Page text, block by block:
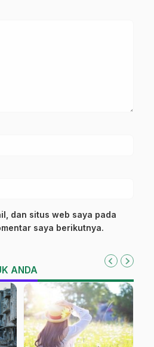
dan situs web saya pada
saya berikutnya.
ANDA